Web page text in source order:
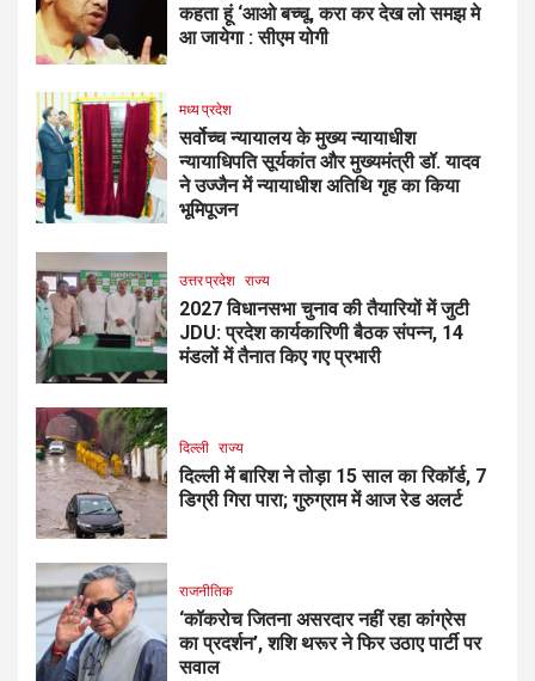
कहता हूं ‘आओ बच्चू, करा कर देख लो समझ मे
आ जायेगा : सीएम योगी
मध्य प्रदेश
सर्वोच्च न्यायालय के मुख्‍य न्‍यायाधीश
न्यायाधिपति सूर्यकांत और मुख्यमंत्री डॉ. यादव
ने उज्जैन में न्यायाधीश अतिथि गृह का किया
भूमिपूजन
उत्तर प्रदेश राज्य
2027 विधानसभा चुनाव की तैयारियों में जुटी
JDU: प्रदेश कार्यकारिणी बैठक संपन्न, 14
मंडलों में तैनात किए गए प्रभारी
दिल्ली राज्य
दिल्ली में बारिश ने तोड़ा 15 साल का रिकॉर्ड, 7
डिग्री गिरा पारा; गुरुग्राम में आज रेड अलर्ट
राजनीतिक
‘कॉकरोच जितना असरदार नहीं रहा कांग्रेस
का प्रदर्शन’, शशि थरूर ने फिर उठाए पार्टी पर
सवाल